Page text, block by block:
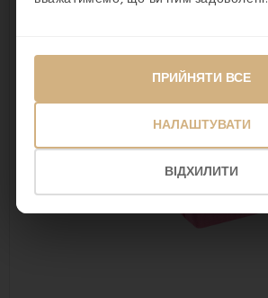
ВІДХИЛИТИ
НАЛАШТУВАТИ
ПРИЙНЯТИ ВСЕ